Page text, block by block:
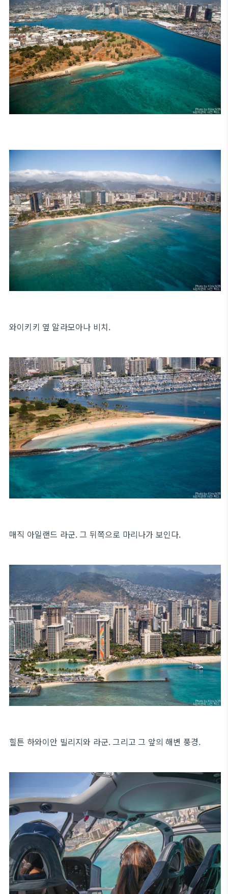
와이키키 옆 알라모아나 비치.
매직 아일랜드 라군. 그 뒤쪽으로 마리나가 보인다.
힐튼 하와이안 빌리지와 라군. 그리고 그 앞의 해변 풍경.